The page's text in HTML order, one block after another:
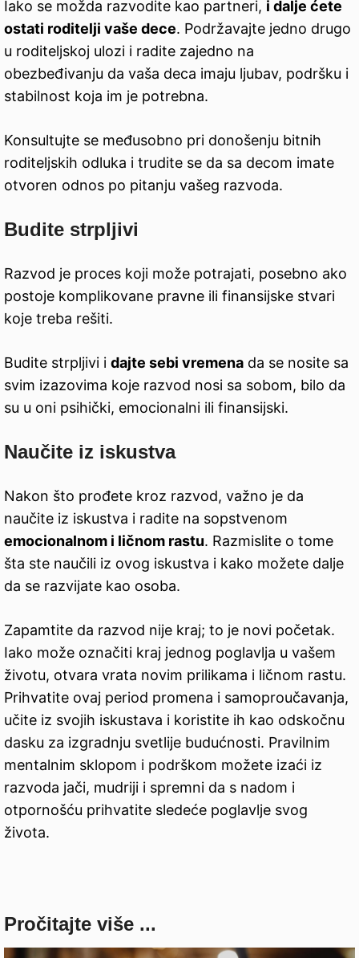
Iako se možda razvodite kao partneri, i dalje ćete
ostati roditelji vaše dece. Podržavajte jedno drugo
u roditeljskoj ulozi i radite zajedno na
obezbeđivanju da vaša deca imaju ljubav, podršku i
stabilnost koja im je potrebna.
Konsultujte se međusobno pri donošenju bitnih
roditeljskih odluka i trudite se da sa decom imate
otvoren odnos po pitanju vašeg razvoda.
Budite strpljivi
Razvod je proces koji može potrajati, posebno ako
postoje komplikovane pravne ili finansijske stvari
koje treba rešiti.
Budite strpljivi i dajte sebi vremena da se nosite sa
svim izazovima koje razvod nosi sa sobom, bilo da
su u oni psihički, emocionalni ili finansijski.
Naučite iz iskustva
Nakon što prođete kroz razvod, važno je da
naučite iz iskustva i radite na sopstvenom
emocionalnom i ličnom rastu. Razmislite o tome
šta ste naučili iz ovog iskustva i kako možete dalje
da se razvijate kao osoba.
Zapamtite da razvod nije kraj; to je novi početak.
Iako može označiti kraj jednog poglavlja u vašem
životu, otvara vrata novim prilikama i ličnom rastu.
Prihvatite ovaj period promena i samoproučavanja,
učite iz svojih iskustava i koristite ih kao odskočnu
dasku za izgradnju svetlije budućnosti. Pravilnim
mentalnim sklopom i podrškom možete izaći iz
razvoda jači, mudriji i spremni da s nadom i
otpornošću prihvatite sledeće poglavlje svog
života.
Pročitajte više ...